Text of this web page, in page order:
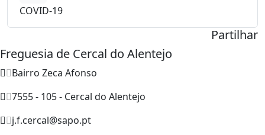
COVID-19
Partilhar
Freguesia de Cercal do Alentejo
Bairro Zeca Afonso
7555 - 105 - Cercal do Alentejo
j.f.cercal@sapo.pt